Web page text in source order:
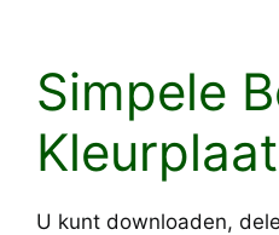
Simpele
Kleurplaat
U kunt downloaden,